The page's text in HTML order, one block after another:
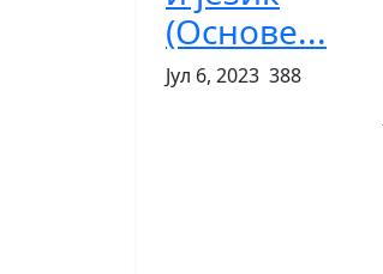
(Основе...
Јул 6, 2023 388